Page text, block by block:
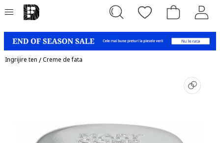
Ingrijire ten /Creme de fata